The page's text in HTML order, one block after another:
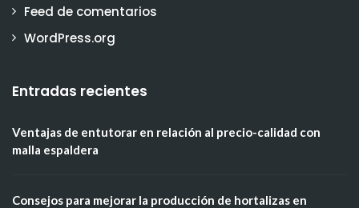
Feed de comentarios
WordPress.org
Entradas recientes
Ventajas de entutorar en relación al precio-calidad con
malla espaldera
Consejos para mejorar la producción de hortalizas en